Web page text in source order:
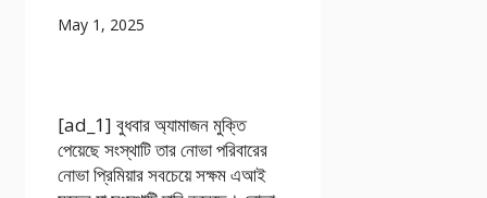
May 1, 2025
[ad_1] বুধবার অ্যামাজন মুক্তি
পেয়েছে সংস্থাটি তার নোভা পরিবারের
নোভা প্রিমিয়ার সবচেয়ে সক্ষম এআই